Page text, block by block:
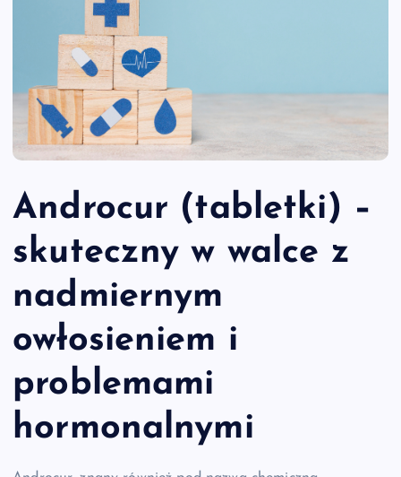
Androcur (tabletki) –
skuteczny w walce z
nadmiernym
owłosieniem i
problemami
hormonalnymi